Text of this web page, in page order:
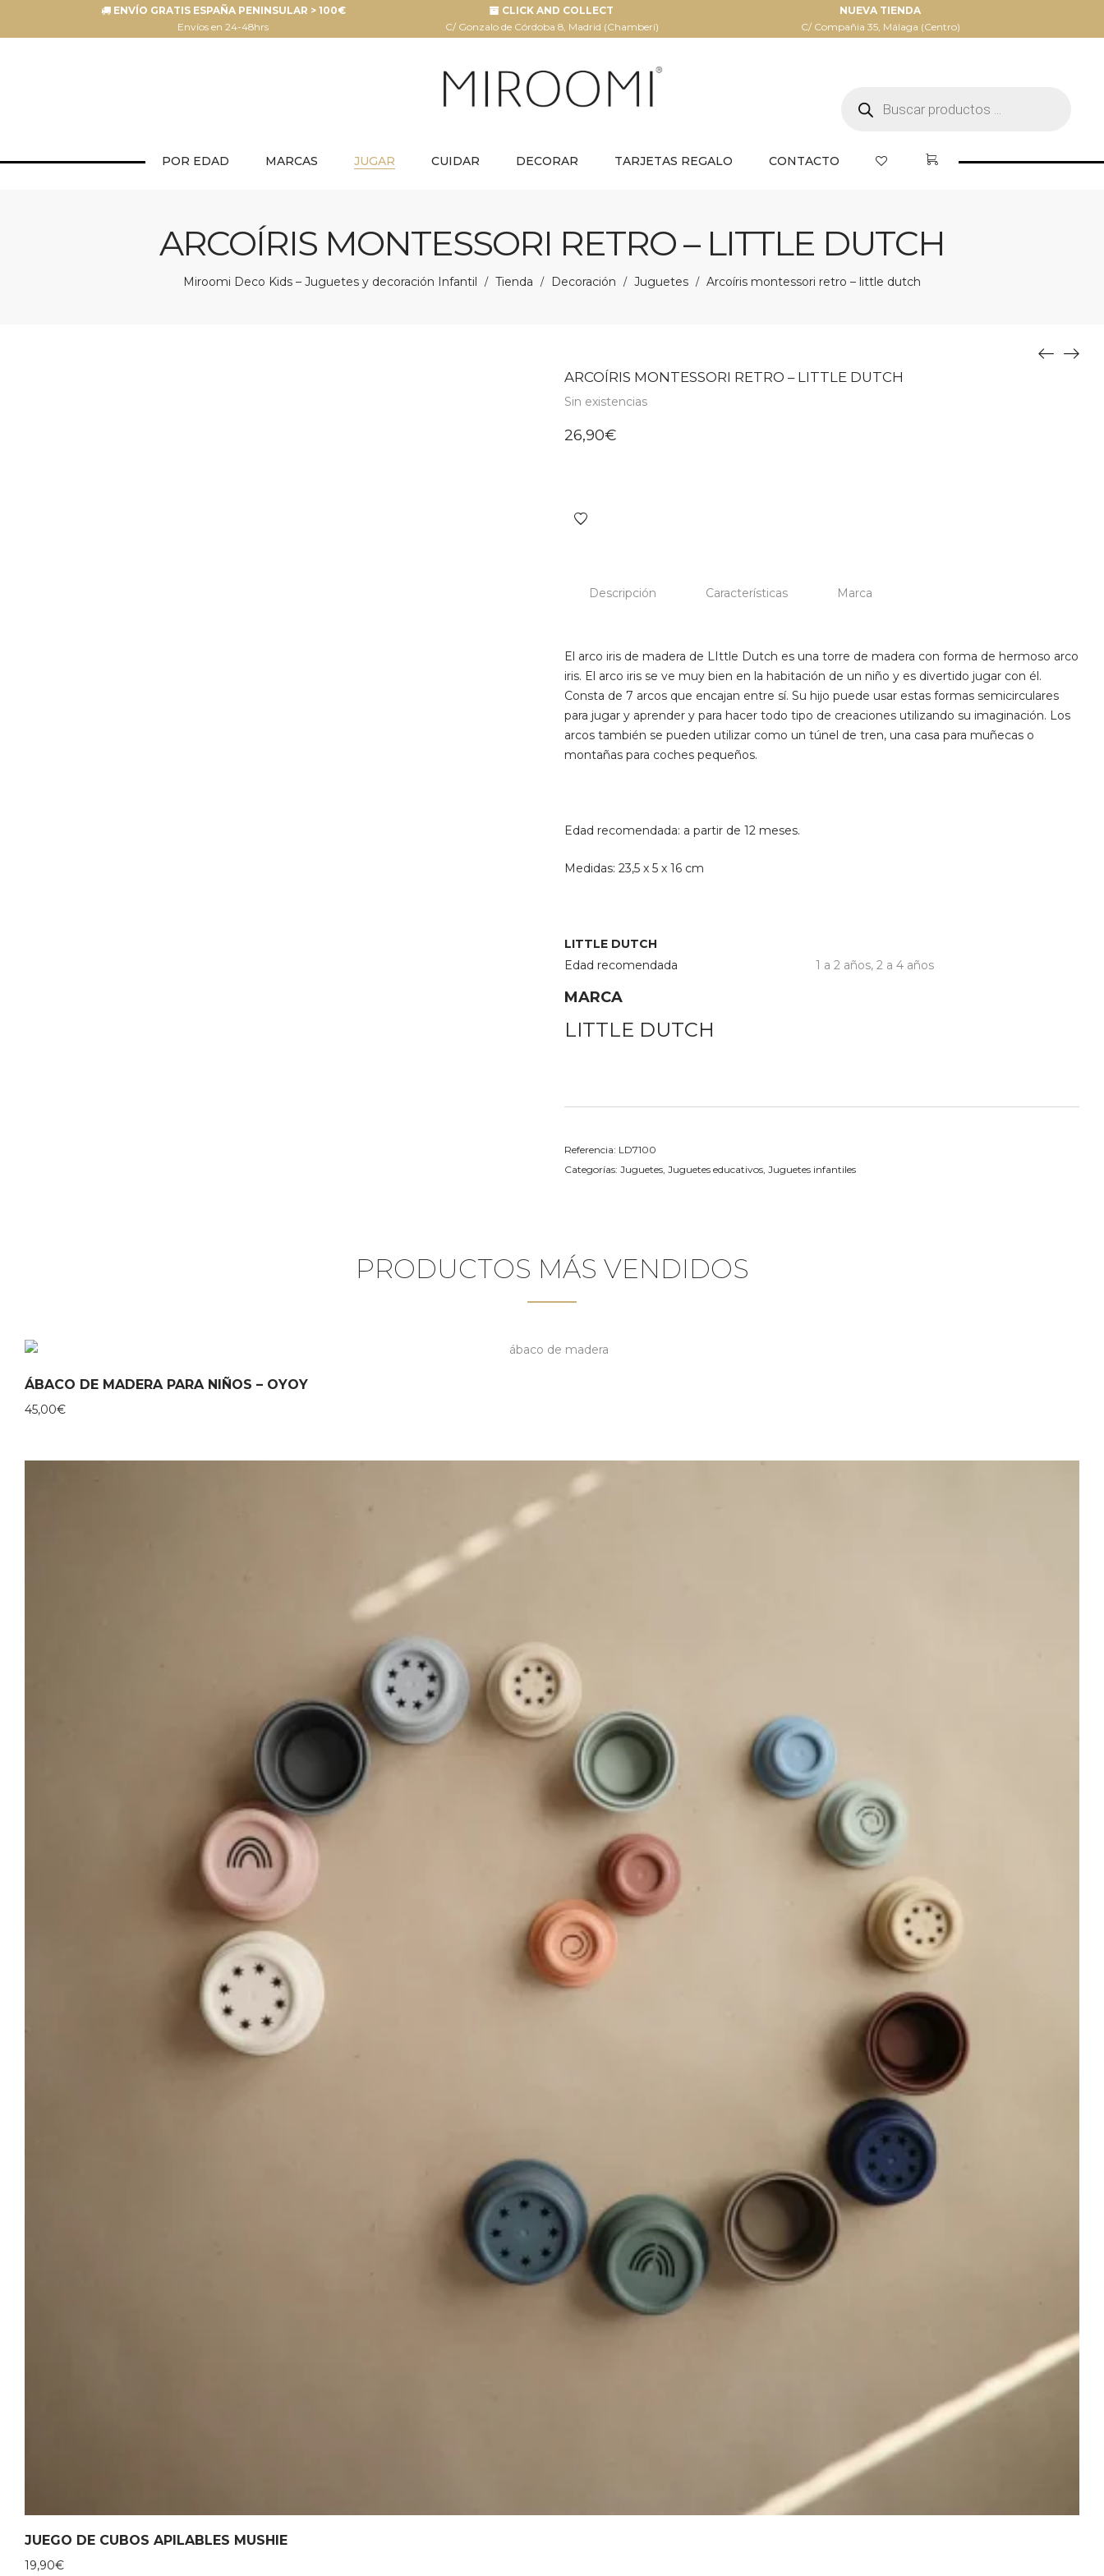
ENVÍO GRATIS ESPAÑA PENINSULAR > 100€
Envíos en 24-48hrs
CLICK AND COLLECT
C/ Gonzalo de Córdoba 8, Madrid (Chamberí)
NUEVA TIENDA
C/ Compañia 35, Málaga (Centro)
productos
POR EDAD MARCAS JUGAR CUIDAR DECORAR TARJETAS REGALO CONTACTO
ARCOÍRIS MONTESSORI RETRO – LITTLE DUTCH
Miroomi Deco Kids – Juguetes y decoración Infantil / Tienda / Decoración / Juguetes / Arcoíris montessori retro – little dutch
ARCOÍRIS MONTESSORI RETRO – LITTLE DUTCH
Sin existencias
26,90€
Descripción Características Marca
El arco iris de madera de LIttle Dutch es una torre de madera con forma de hermoso arco
iris. El arco iris se ve muy bien en la habitación de un niño y es divertido jugar con él.
Consta de 7 arcos que encajan entre sí. Su hijo puede usar estas formas semicirculares
para jugar y aprender y para hacer todo tipo de creaciones utilizando su imaginación. Los
arcos también se pueden utilizar como un túnel de tren, una casa para muñecas o
montañas para coches pequeños.
Edad recomendada: a partir de 12 meses.
Medidas: 23,5 x 5 x 16 cm
LITTLE DUTCH
Edad recomendada
1 a 2 años, 2 a 4 años
MARCA
LITTLE DUTCH
Referencia: LD7100
Categorías: Juguetes Juguetes educativos Juguetes infantiles
PRODUCTOS MÁS VENDIDOS
ÁBACO DE MADERA PARA NIÑOS – OYOY
45,00€
JUEGO DE CUBOS APILABLES MUSHIE
19,90€